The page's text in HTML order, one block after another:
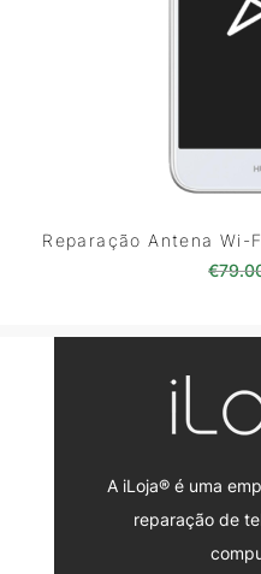
Reparação Antena Wi-
€
A iLoja® é uma
reparação de